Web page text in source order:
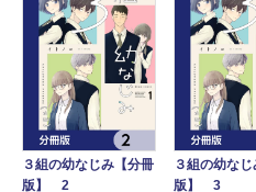
３組の幼なじみ【分冊
版】 2
３組の幼な
版】 3